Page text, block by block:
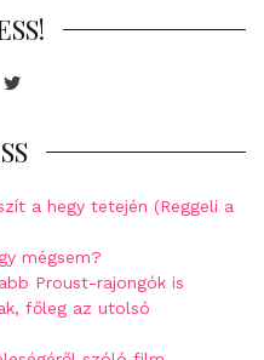
Twitter
a hegy tetején (Reggeli a
mégsem?
Proust-rajongók is
főleg az utolsó